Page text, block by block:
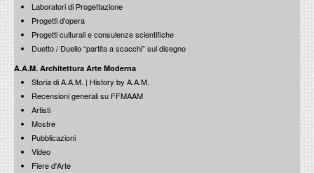
Laboratori di Progettazione
Progetti d'opera
Progetti culturali e consulenze scientifiche
Duetto / Duello “partita a scacchi” sul disegno
A.A.M. Architettura Arte Moderna
Storia di A.A.M. | History by A.A.M.
Recensioni generali su FFMAAM
Artisti
Mostre
Pubblicazioni
Video
Fiere d'Arte